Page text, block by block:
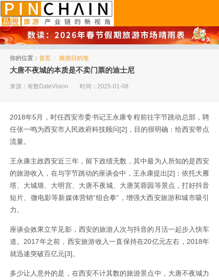
你的位置： 首页 > 旅游目的地
大唐不夜城的本质是不卖门票的迪士尼
来源：有数DateVision 时间：2025-01-08
2018年5月，时任西安市委书记王永康专程前往字节跳动总部，聘
任张一鸣为西安市人民政府科技顾问[2]，目的很明确：给西安带点
流量。
王永康主政西安近三年，留下政绩无数，其中最为人所知的是西安
的旅游收入，在与字节跳动的座谈会中，王永康提出[2]：依托大雁
塔、大城墙、大明宫、大唐不夜城、大唐芙蓉园等景点，打好抖音
短片、微电影等新媒体营销“组合拳”，增强大西安旅游和城市吸引
力。
座谈会效果立竿见影，西安的旅游人次与抖音的月活一起步入快车
道。2017年之前，西安旅游收入一直保持在20亿元左右，2018年
就迅速突破百亿元[3]。
多少让人意外的是，在西安不计其数的旅游景点中，大唐不夜城力